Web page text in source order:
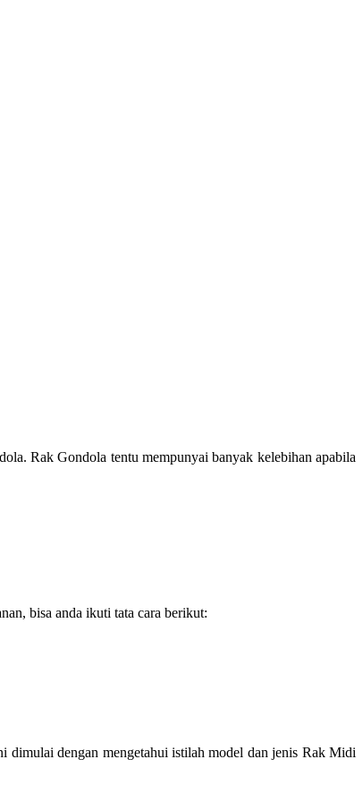
Rak Gondola tentu mempunyai banyak kelebihan apabila
bisa anda ikuti tata cara berikut:
dengan mengetahui istilah model dan jenis Rak Midi